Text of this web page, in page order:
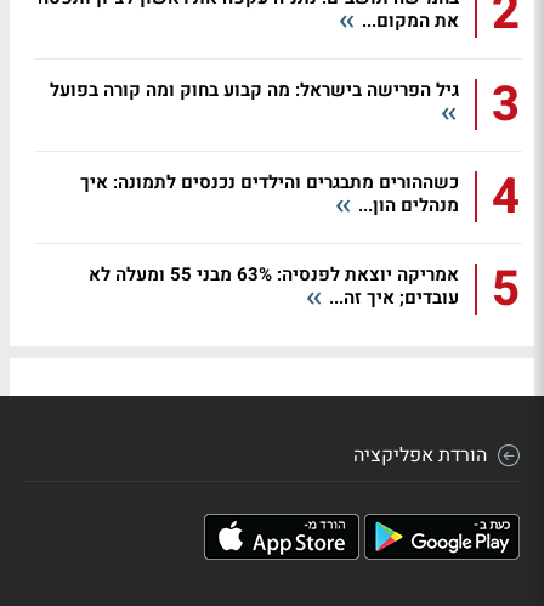
את המקום...
3 גיל הפרישה בישראל: מה קבוע בחוק ומה קורה בפועל
4
כשההורים מתבגרים והילדים נכנסים לתמונה: איך
מנהלים הון...
5
אמריקה יוצאת לפנסיה: 63% מבני 55 ומעלה לא
עובדים; איך זה...
הורדת אפליקציה